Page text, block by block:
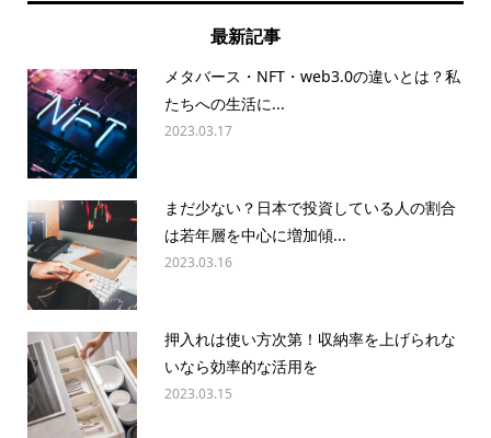
最新記事
メタバース・NFT・web3.0の違いとは？私
たちへの生活に...
2023.03.17
まだ少ない？日本で投資している人の割合
は若年層を中心に増加傾...
2023.03.16
押入れは使い方次第！収納率を上げられな
いなら効率的な活用を
2023.03.15